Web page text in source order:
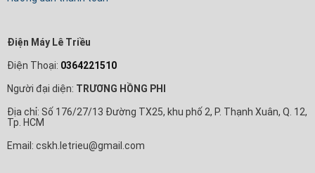
Điện Máy Lê Triều
Điện Thoại: 0364221510
Người đại diện: TRƯƠNG HỒNG PHI
Địa chỉ: Số 176/27/13 Đường TX25, khu phố 2, P. Thạnh Xuân, Q. 12,
Tp. HCM
Email: cskh.letrieu@gmail.com